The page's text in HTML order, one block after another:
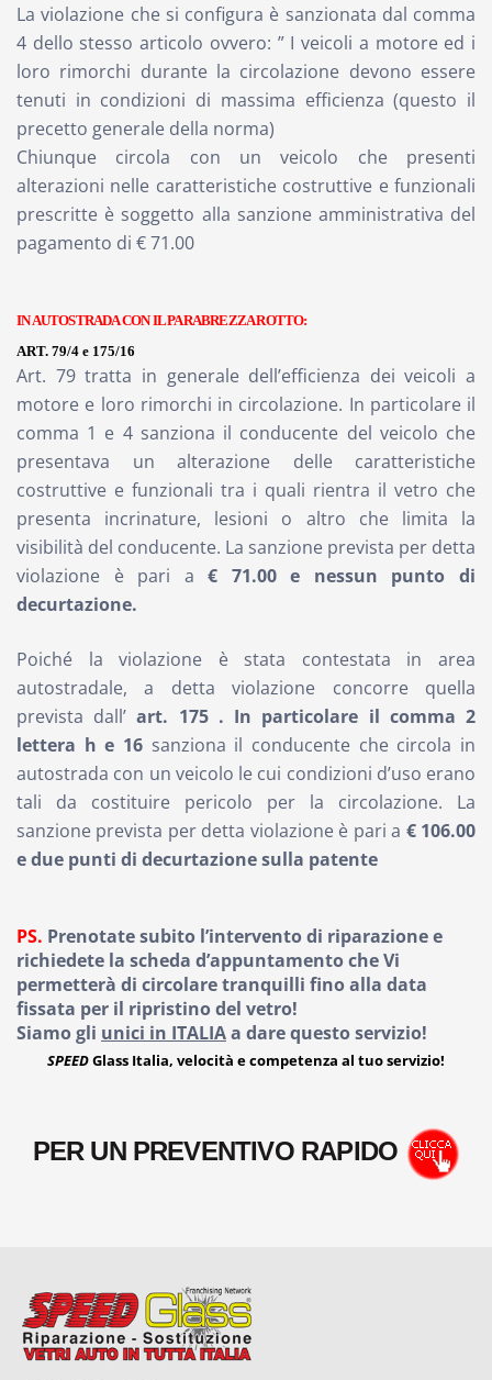
La violazione che si configura è sanzionata dal comma
4 dello stesso articolo ovvero: ” I veicoli a motore ed i
loro rimorchi durante la circolazione devono essere
tenuti in condizioni di massima efficienza (questo il
precetto generale della norma)
Chiunque circola con un veicolo che presenti
alterazioni nelle caratteristiche costruttive e funzionali
prescritte è soggetto alla sanzione amministrativa del
pagamento di € 71.00
IN AUTOSTRADA CON IL PARABREZZA ROTTO:
ART. 79/4 e 175/16
Art. 79 tratta in generale dell’efficienza dei veicoli a
motore e loro rimorchi in circolazione. In particolare il
comma 1 e 4 sanziona il conducente del veicolo che
presentava un alterazione delle caratteristiche
costruttive e funzionali tra i quali rientra il vetro che
presenta incrinature, lesioni o altro che limita la
visibilità del conducente. La sanzione prevista per detta
violazione è pari a€ 71.00 e nessun punto di
decurtazione.
Poiché la violazione è stata contestata in area
autostradale, a detta violazione concorre quella
prevista dall’art. 175 . In particolare il comma 2
lettera h e 16 sanziona il conducente che circola in
autostrada con un veicolo le cui condizioni d’uso erano
tali da costituire pericolo per la circolazione. La
sanzione prevista per detta violazione è pari a € 106.00
e due punti di decurtazione sulla patente
PS. Prenotate subito l’intervento di riparazione e
richiedete la scheda d’appuntamento che Vi
permetterà di circolare tranquilli fino alla data
fissata per il ripristino del vetro!
Siamo gli unici in ITALIAa dare questo servizio!
SPEEDGlass Italia, velocità e competenza al tuo servizio!
PER UN PREVENTIVO RAPIDO